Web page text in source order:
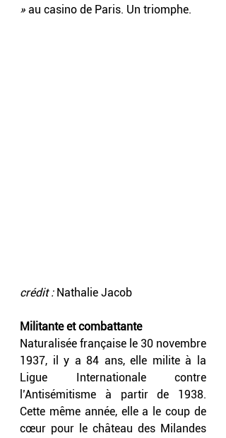
» au casino de Paris. Un triomphe.
crédit : Nathalie Jacob
Militante et combattante
Naturalisée française le 30 novembre
1937, il y a 84 ans, elle milite à la
Ligue Internationale contre
l’Antisémitisme à partir de 1938.
Cette même année, elle a le coup de
cœur pour le château des Milandes